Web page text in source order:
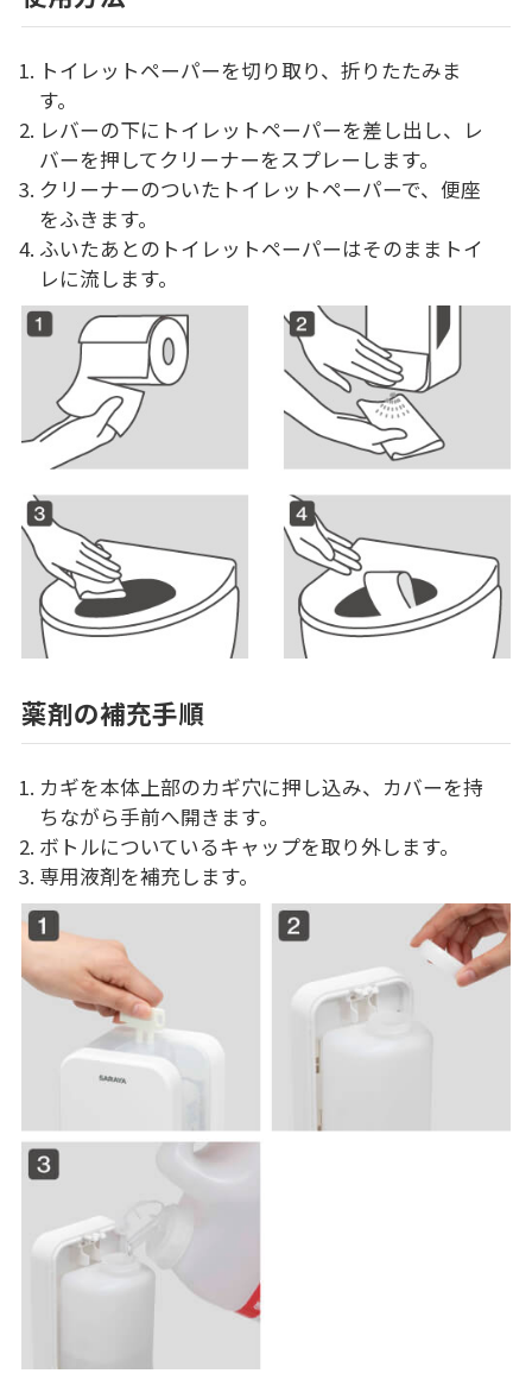
トイレットペーパーを切り取り、折りたたみま
す。
レバーの下にトイレットペーパーを差し出し、レ
バーを押してクリーナーをスプレーします。
クリーナーのついたトイレットペーパーで、便座
をふきます。
ふいたあとのトイレットペーパーはそのままトイ
レに流します。
薬剤の補充手順
カギを本体上部のカギ穴に押し込み、カバーを持
ちながら手前へ開きます。
ボトルについているキャップを取り外します。
専用液剤を補充します。